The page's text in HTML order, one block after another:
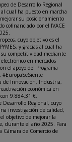
de Desarrollo Regional
cual ha puesto en marcha
su posicionamiento
cofinanciado por el IVACE
cuyo objetivo es el
y gracias al cual ha
competitividad mediante
en mercados
el apoyo del Programa
#EuropaSeSiente
de Innovación, Industria,
económica en
9.884,31 €.
Desarrollo Regional, cuyo
investigación de calidad,
objetivo de mejorar la
durante el año 2025. Para
Cámara de Comercio de